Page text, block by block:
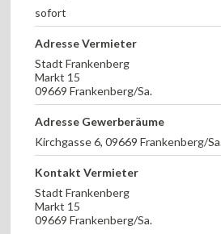
sofort
Adresse Vermieter
Stadt Frankenberg
Markt 15
09669 Frankenberg/Sa.
Adresse Gewerberäume
Kirchgasse 6, 09669 Frankenberg/
Kontakt Vermieter
Stadt Frankenberg
Markt 15
09669 Frankenberg/Sa.